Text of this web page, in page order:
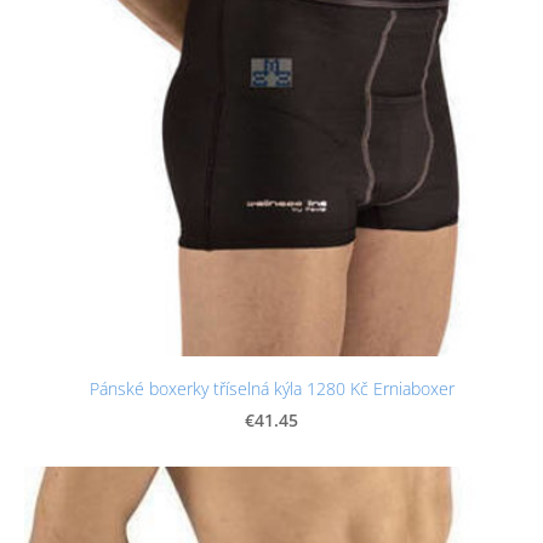
Pánské boxerky tříselná kýla 1280 Kč Erniaboxer
€41.45